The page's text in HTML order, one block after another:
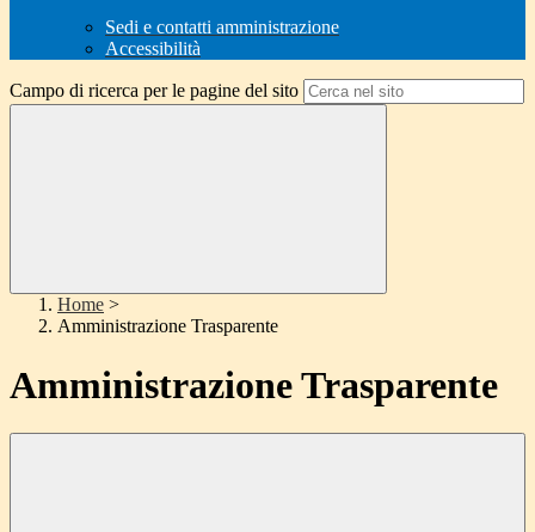
Sedi e contatti amministrazione
Accessibilità
Campo di ricerca per le pagine del sito
Home >
Amministrazione Trasparente
Amministrazione Trasparente